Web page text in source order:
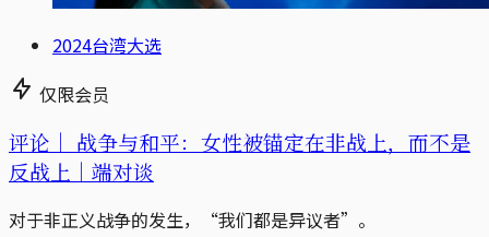
2024台湾大选
仅限会员
评论｜ 战争与和平：女性被锚定在非战上，而不是
反战上｜端对谈
对于非正义战争的发生，“我们都是异议者”。